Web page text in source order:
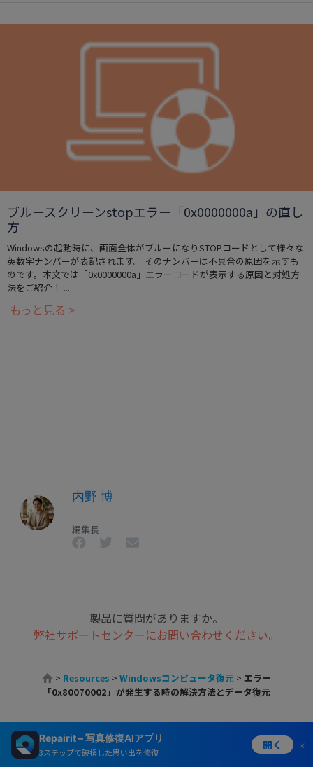
Repairit – 写真修復AIアプリ
3ステップで破損した思い出を修復
開く
ブルースクリーンstopエラー「0x0000000a」の直し
方
Windowsの起動時に、画面全体がブルーになりSTOPコードとして様々な
英数字ナンバーが表記されます。 そのナンバーは不具合の原因を示すも
のです。本文では「0x0000000a」エラーコードが表示する原因と対処方
法をご紹介！ ...
もっと見る >
内野 博
編集長
製品に質問がありますか。
弊社サポートセンターにお問い合わせください。
> Resources > Windowsコンピュータ復元 > エラー
「0x80070002」が発生する時の解決方法とデータ復元
製品